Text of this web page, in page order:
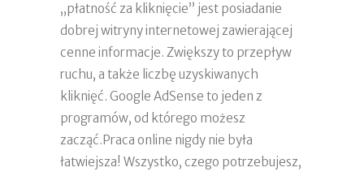
„płatność za kliknięcie” jest posiadanie
dobrej witryny internetowej zawierającej
cenne informacje. Zwiększy to przepływ
ruchu, a także liczbę uzyskiwanych
kliknięć. Google AdSense to jeden z
programów, od którego możesz
zacząć.Praca online nigdy nie była
łatwiejsza! Wszystko, czego potrzebujesz,